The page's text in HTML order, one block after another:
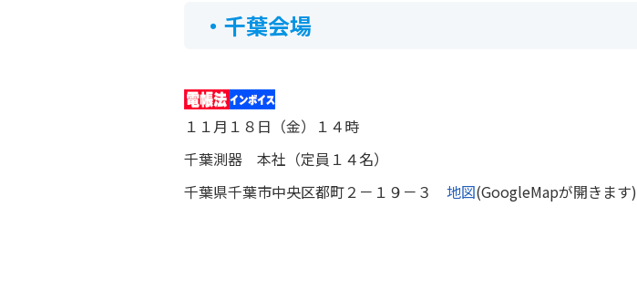
・千葉会場
１１月１８日（金）１４時
千葉測器 本社（定員１４名）
千葉県千葉市中央区都町２－１９－３ 地図(GoogleMapが開きます)